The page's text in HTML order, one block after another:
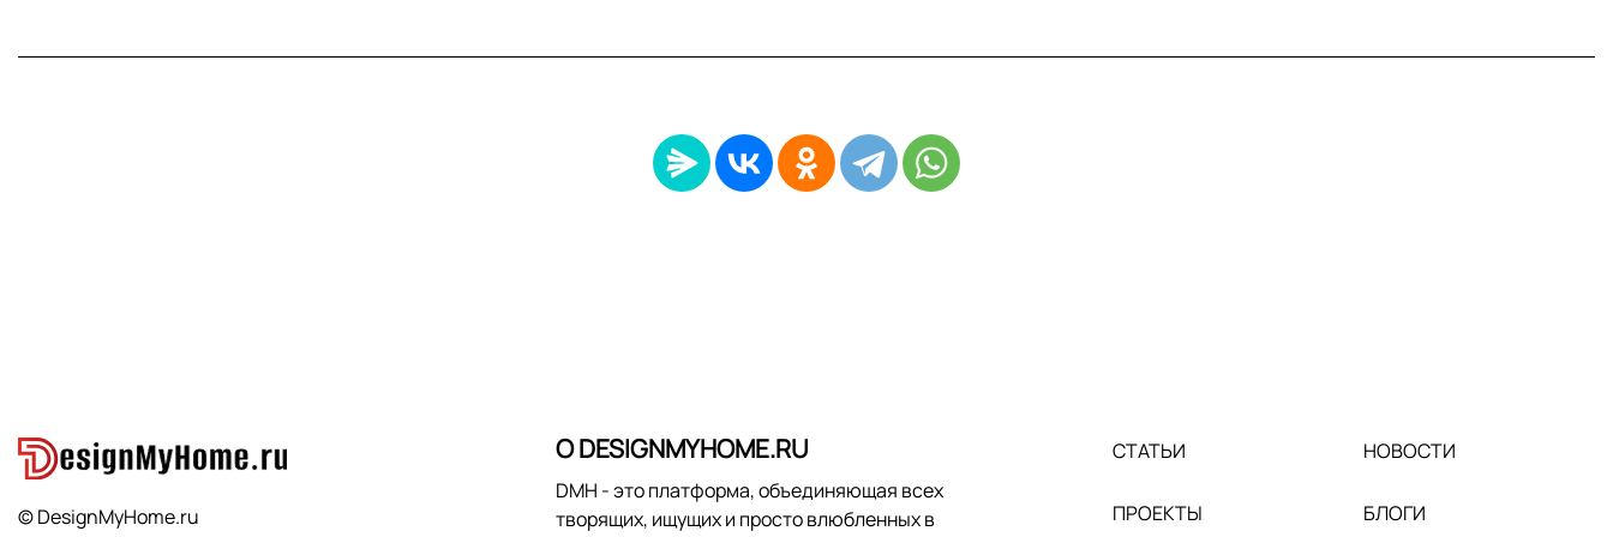
© DesignMyHome.ru
О DESIGNMYHOME.RU
DMH - это платформа, объединяющая всех
творящих, ищущих и просто влюбленных в
СТАТЬИ НОВОСТИ
ПРОЕКТЫ БЛОГИ